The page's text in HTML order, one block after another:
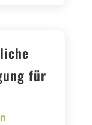
für